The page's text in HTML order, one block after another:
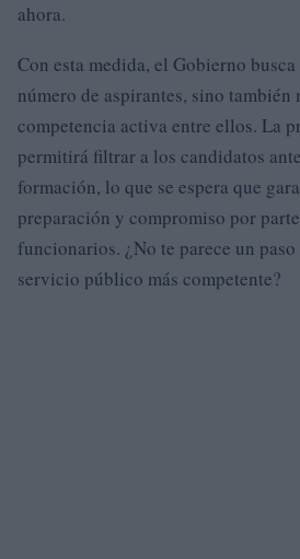
ahora.
Con esta medida, el Gobierno
número de aspirantes, sino también
competencia activa entre ellos. La
permitirá filtrar a los candidatos
formación, lo que se espera que
preparación y compromiso por
funcionarios. ¿No te parece un
servicio público más competente?